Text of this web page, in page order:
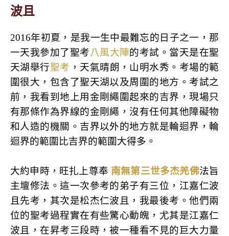
波且
2016年初夏，是我一生中最難忘的日子之一，那
一天我參加了聖考八風大陣的考試。當天是在聖
天湖舉行聖考 ，天氣晴朗，山明水秀。考場的範
圍很大，包含了聖天湖以及周圍的地方。考試之
前，我看到地上用金剛繩圍起來的吉界，現場只
有那條作為界線的金剛繩，沒有任何其他障礙物
和人造的機關。吉界以外的地方就是輪迴界，輪
迴界的範圍比吉界的範圍大得多。
大約申時，旺扎上尊奉 南無第三世多杰羌佛法旨
主壇修法。這一次參考的弟子有三位，江嘉仁波
且先考，其次是松杰仁波且，我最後考。他們兩
位的聖考過程實在有些驚心動魄，尤其是江嘉仁
波且，在昇考三段時，被一種看不見的巨大力量